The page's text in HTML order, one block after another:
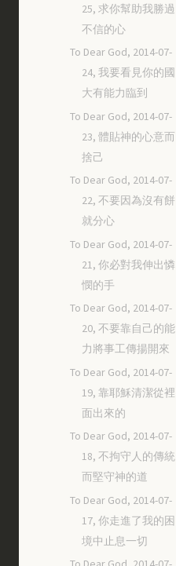
25, 求你幫助我勝過
不信的心
To Dear God, 2014-07-
24, 我要看見你的國
大有能力臨到
To Dear God, 2014-07-
23, 體貼神的心意而
捨己
To Dear God, 2014-07-
22, 不要因為沒有餅
就分心
To Dear God, 2014-07-
21, 你必對我伸出憐
憫的手
To Dear God, 2014-07-
20, 不要靠自己的能
力將事工傳揚開來
To Dear God, 2014-07-
19, 靠耶穌清潔從裡
面出來的
To Dear God, 2014-07-
18, 不拘守人的傳統
而堅守神的道
To Dear God, 2014-07-
17, 你走進了我的困
境中止息一切